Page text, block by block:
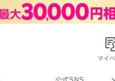
マイ